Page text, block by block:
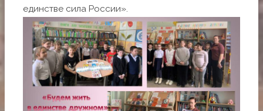
единстве сила России».